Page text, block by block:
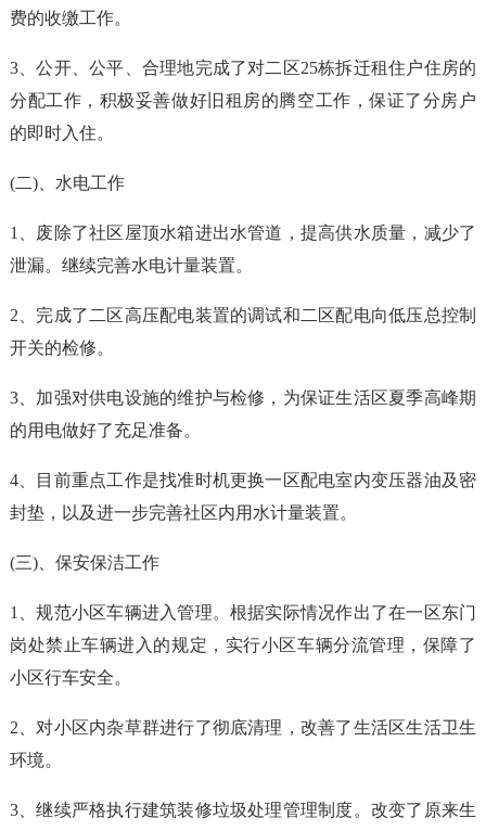
费的收缴工作。
3、公开、公平、合理地完成了对二区25栋拆迁租住户住房的
分配工作，积极妥善做好旧租房的腾空工作，保证了分房户
的即时入住。
(二)、水电工作
1、废除了社区屋顶水箱进出水管道，提高供水质量，减少了
泄漏。继续完善水电计量装置。
2、完成了二区高压配电装置的调试和二区配电向低压总控制
开关的检修。
3、加强对供电设施的维护与检修，为保证生活区夏季高峰期
的用电做好了充足准备。
4、目前重点工作是找准时机更换一区配电室内变压器油及密
封垫，以及进一步完善社区内用水计量装置。
(三)、保安保洁工作
1、规范小区车辆进入管理。根据实际情况作出了在一区东门
岗处禁止车辆进入的规定，实行小区车辆分流管理，保障了
小区行车安全。
2、对小区内杂草群进行了彻底清理，改善了生活区生活卫生
环境。
3、继续严格执行建筑装修垃圾处理管理制度。改变了原来生